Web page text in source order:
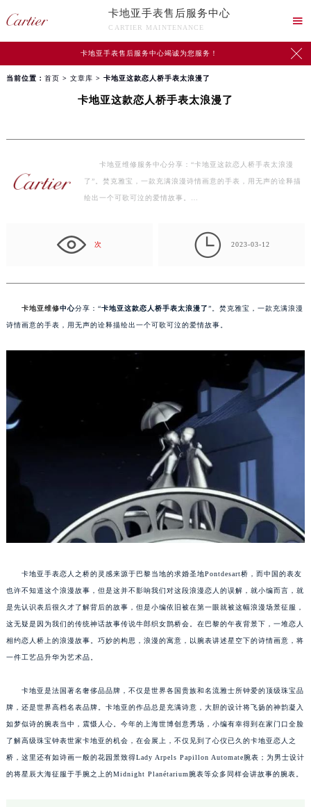
卡地亚手表售后服务中心
CARTIER MAINTENANCE

卡地亚手表售后服务中心竭诚为您服务！ 
当前位置： 首页 > 文章库 > 卡地亚这款恋人桥手表太浪漫了
卡地亚这款恋人桥手表太浪漫了
卡地亚维修服务中心分享：“卡地亚这款恋人桥手表太浪漫
了”。焚克雅宝，一款充满浪漫诗情画意的手表，用无声的诠释描
绘出一个可歌可泣的爱情故事。…
次  2023-03-12
卡地亚维修中心分享：“卡地亚这款恋人桥手表太浪漫了”。焚克雅宝，一款充满浪漫
诗情画意的手表，用无声的诠释描绘出一个可歌可泣的爱情故事。
卡地亚手表恋人之桥的灵感来源于巴黎当地的求婚圣地Pontdesart桥，而中国的表友
也许不知道这个浪漫故事，但是这并不影响我们对这段浪漫恋人的误解，就小编而言，就
是先认识表后很久才了解背后的故事，但是小编依旧被在第一眼就被这幅浪漫场景征服，
这无疑是因为我们的传统神话故事传说牛郎织女鹊桥会。在巴黎的午夜背景下，一堆恋人
相约恋人桥上的浪漫故事。巧妙的构思，浪漫的寓意，以腕表讲述星空下的诗情画意，将
一件工艺品升华为艺术品。
卡地亚是法国著名奢侈品品牌，不仅是世界各国贵族和名流雅士所钟爱的顶级珠宝品
牌，还是世界高档名表品牌。卡地亚的作品总是充满诗意，大胆的设计将飞扬的神韵凝入
如梦似诗的腕表当中，震慑人心。今年的上海世博创意秀场，小编有幸得到在家门口全脸
了解高级珠宝钟表世家卡地亚的机会，在会展上，不仅见到了心仪已久的卡地亚恋人之
桥，这里还有如诗画一般的花园景致得Lady Arpels Papillon Automate腕表；为男士设计
的将星辰大海征服于手腕之上的Midnight Planétarium腕表等众多同样会讲故事的腕表。